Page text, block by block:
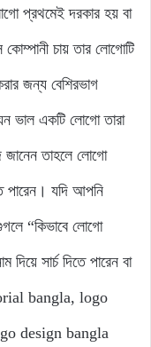
প্রথমেই দরকার হয় বা
চায় তার লোগোটি
জন্য বেশিরভাগ
ভাল একটি লোগো তারা
তাহলে লোগো
পারেন। যদি আপনি
“কিভাবে লোগো
সার্চ দিতে পারেন বা
bangla, logo
design bangla